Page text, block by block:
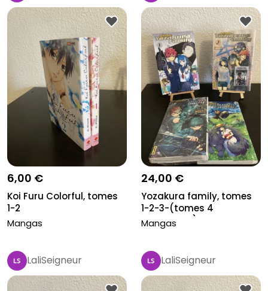
6,00 €
Koi Furu Colorful, tomes
1-2
Mangas
24,00 €
Yozakura family, tomes
1-2-3-(tomes 4
manquant)-5
Mangas
LaliSeigneur LaliSeigneur